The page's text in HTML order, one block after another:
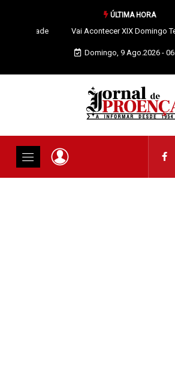
ÚLTIMA HORA
Vai Acontecer XIX Domingo
Domingo, 9 Ago.2026 -